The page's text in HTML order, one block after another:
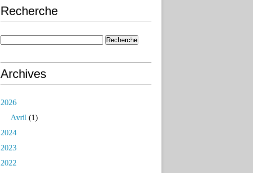
Recherche
Archives
2026
Avril (1)
2024
2023
2022